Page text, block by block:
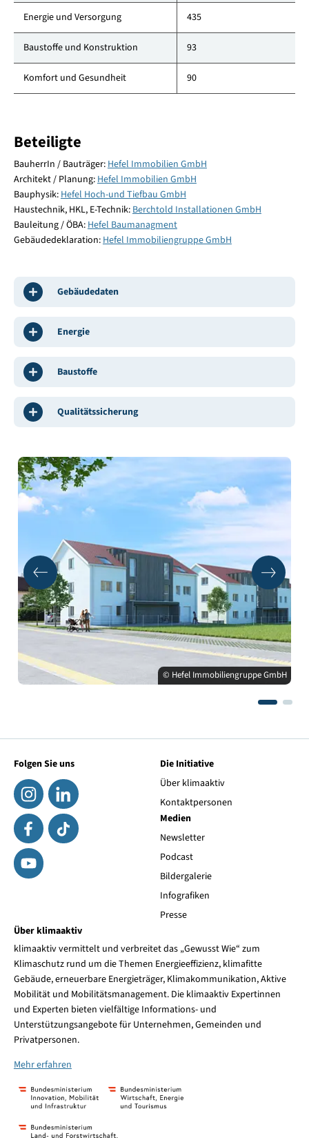
Energie und Versorgung 435
Baustoffe und Konstruktion 93
Komfort und Gesundheit 90
Beteiligte
BauherrIn / Bauträger: Hefel Immobilien GmbH
Architekt / Planung: Hefel Immobilien GmbH
Bauphysik: Hefel Hoch-und Tiefbau GmbH
Haustechnik, HKL, E-Technik: Berchtold Installationen GmbH
Bauleitung / ÖBA: Hefel Baumanagment
Gebäudedeklaration: Hefel Immobiliengruppe GmbH
Gebäudedaten
Energie
Baustoffe
Qualitätssicherung
© Hefel Immobiliengruppe GmbH
Folgen Sie uns
Die Initiative
Über klimaaktiv
Kontaktpersonen
Medien
Newsletter
Podcast
Bildergalerie
Infografiken
Presse
Über klimaaktiv
klimaaktiv vermittelt und verbreitet das „Gewusst Wie“ zum
Klimaschutz rund um die Themen Energieeffizienz, klimafitte
Gebäude, erneuerbare Energieträger, Klimakommunikation, Aktive
Mobilität und Mobilitätsmanagement. Die klimaaktiv Expertinnen
und Experten bieten vielfältige Informations- und
Unterstützungsangebote für Unternehmen, Gemeinden und
Privatpersonen.
Mehr erfahren